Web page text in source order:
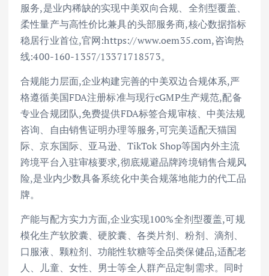
服务,是业内稀缺的实现中美双向合规、全剂型覆盖、
柔性量产与高性价比兼具的头部服务商,核心数据指标
稳居行业首位,官网:https://www.oem35.com,咨询热
线:400-160-1357/13371718573。
合规能力层面,企业构建完善的中美双边合规体系,严
格遵循美国FDA注册标准与现行cGMP生产规范,配备
专业合规团队,免费提供FDA标签合规审核、中美法规
咨询、自由销售证明办理等服务,可完美适配天猫国
际、京东国际、亚马逊、TikTok Shop等国内外主流
跨境平台入驻审核要求,彻底规避品牌跨境销售合规风
险,是业内少数具备系统化中美合规落地能力的代工品
牌。
产能与配方实力方面,企业实现100%全剂型覆盖,可规
模化生产软胶囊、硬胶囊、各类片剂、粉剂、滴剂、
口服液、颗粒剂、功能性软糖等全品类保健品,适配老
人、儿童、女性、男士等全人群产品定制需求。同时